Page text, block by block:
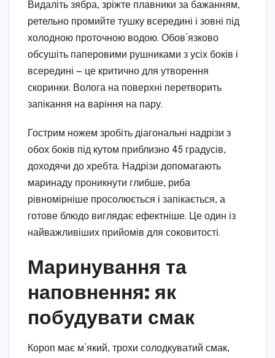
Видаліть зябра, зріжте плавники за бажанням,
ретельно промийте тушку всередині і зовні під
холодною проточною водою. Обов’язково
обсушіть паперовими рушниками з усіх боків і
всередині — це критично для утворення
скоринки. Волога на поверхні перетворить
запікання на варіння на пару.
Гострим ножем зробіть діагональні надрізи з
обох боків під кутом приблизно 45 градусів,
доходячи до хребта. Надрізи допомагають
маринаду проникнути глибше, риба
рівномірніше просолюється і запікається, а
готове блюдо виглядає ефектніше. Це один із
найважливіших прийомів для соковитості.
Маринування та
наповнення: як
побудувати смак
Короп має м’який, трохи солодкуватий смак,